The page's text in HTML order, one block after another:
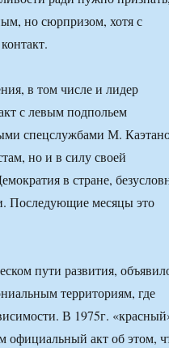
но сюрпризом, хотя с
в том числе и лидер
с левым подпольем
спецслужбами М.
но и в силу своей
в стране,
Последующие месяцы это
пути развития,
территориям, где
В 1975г.
официальный акт об этом,